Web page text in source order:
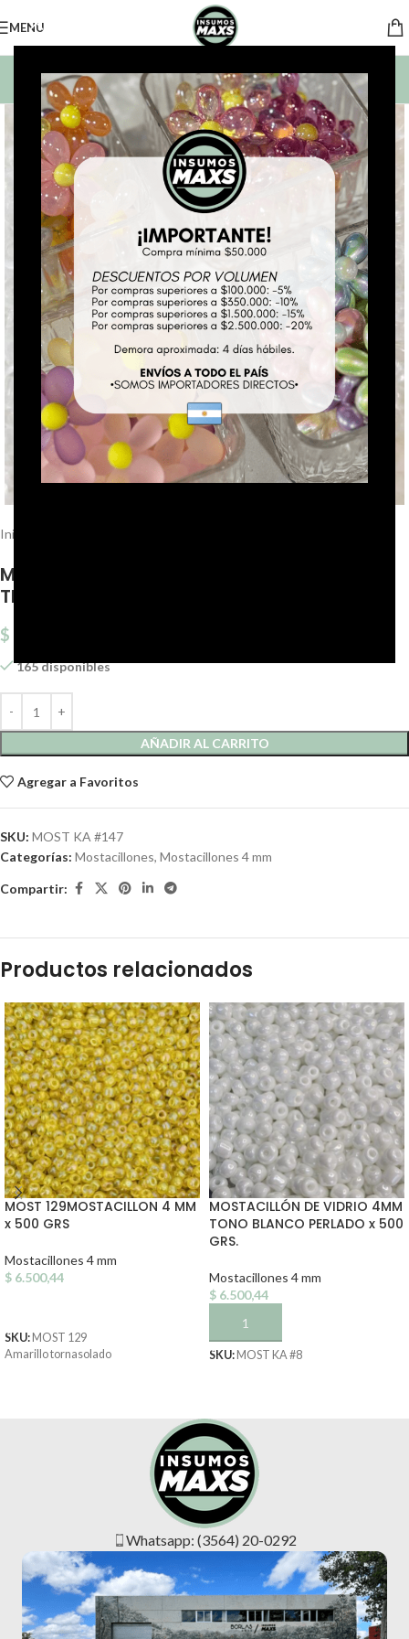
MENU
BUSCAR PRODUCTOS
Click to enlarge
Inicio
MOSTACILLÓN DE VIDRIO 4MM
TRANSPARENTE.X 500 GRS.
$
165 disponibles
AÑADIR AL CARRITO
Agregar a Favoritos
SKU: MOST KA #147
Categorías: Mostacillones, Mostacillones 4 mm
Compartir:
Productos relacionados
MOST 129MOSTACILLON 4 MM
x 500 GRS
Mostacillones 4 mm
$ 6.500,44
SKU: MOST 129
Amarillo tornasolado
MOSTACILLÓN DE VIDRIO 4MM
TONO BLANCO PERLADO x 500
GRS.
Mostacillones 4 mm
$ 6.500,44
AÑADIR AL CARRITO
SKU: MOST KA #8
Whatsapp: (3564) 20-0292